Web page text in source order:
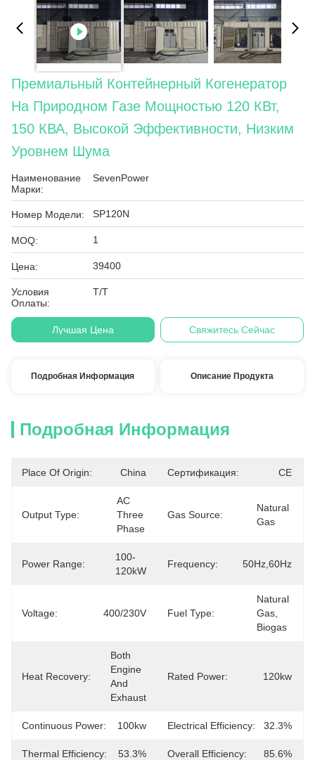
Премиальный Контейнерный Когенератор
На Природном Газе Мощностью 120 КВт,
150 КВА, Высокой Эффективности, Низким
Уровнем Шума
Наименование
Марки:
SevenPower
Номер Модели: SP120N
MOQ: 1
Цена: 39400
Условия
Оплаты:
T/T
Лучшая Цена Свяжитесь Сейчас
Подробная Информация Описание Продукта
Подробная Информация
Place Of Origin: China Сертификация: CE
Output Type:
AC
Three
Phase
Gas Source:
Natural
Gas
Power Range:
100-
120kW
Frequency: 50Hz,60Hz
Voltage: 400/230V Fuel Type:
Natural
Gas,
Biogas
Heat Recovery:
Both
Engine
And
Exhaust
Rated Power: 120kw
Continuous Power: 100kw Electrical Efficiency: 32.3%
Thermal Efficiency: 53.3% Overall Efficiency: 85.6%